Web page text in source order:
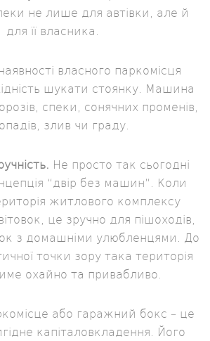
не лише для автівки, але й
для її власника.
власного паркомісця
шукати стоянку. Машина
спеки, сонячних променів,
злив чи граду.
Не просто так сьогодні
“двір без машин”. Коли
житлового комплексу
це зручно для пішоходів,
з домашніми улюбленцями. До
точки зору така територія
охайно та привабливо.
або гаражний бокс – це
капіталовкладення. Його